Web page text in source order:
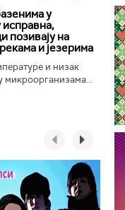
у
позивају на
и језерима
и низак
микроорганизама...